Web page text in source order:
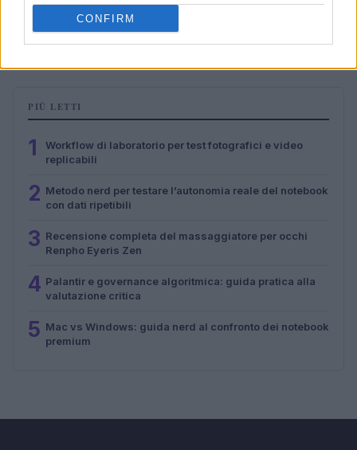
CONFIRM
Recensione completa del massaggiatore per occhi
Renpho Eyeris Zen
Andrea Conforti · 29 Lug 2026
PIÙ LETTI
1
Workflow di laboratorio per test fotografici e video
replicabili
2 Metodo nerd per testare l’autonomia reale del notebook
con dati ripetibili
3 Recensione completa del massaggiatore per occhi
Renpho Eyeris Zen
4 Palantir e governance algoritmica: guida pratica alla
valutazione critica
5 Mac vs Windows: guida nerd al confronto dei notebook
premium